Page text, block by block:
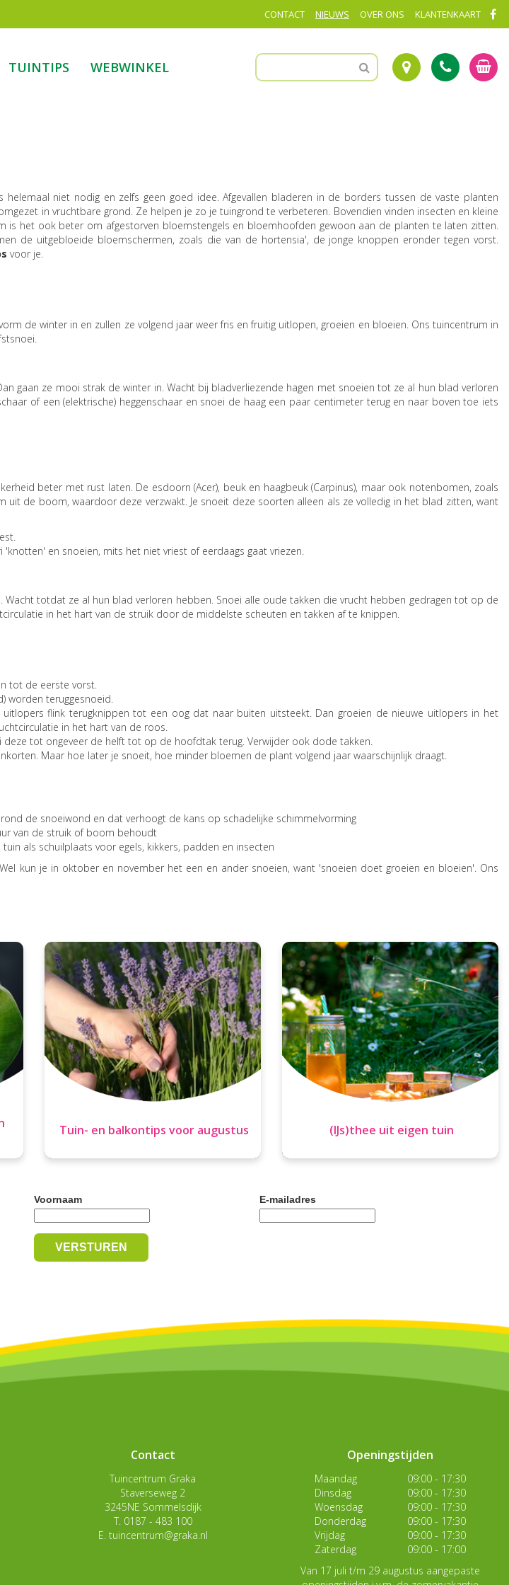
CONTACT NIEUWS OVER ONS KLANTENKAART
TUINTIPS WEBWINKEL
niet nodig en zelfs geen goed idee. Afgevallen bladeren in de borders tussen de vaste planten
in vruchtbare grond. Ze helpen je zo je tuingrond te verbeteren. Bovendien vinden insecten en kleine
is het ook beter om afgestorven bloemstengels en bloemhoofden gewoon aan de planten te laten zitten.
de uitgebloeide bloemschermen, zoals die van de hortensia', de jonge knoppen eronder tegen vorst.
voor je.
de winter in en zullen ze volgend jaar weer fris en fruitig uitlopen, groeien en bloeien. Ons tuincentrum in
gaan ze mooi strak de winter in. Wacht bij bladverliezende hagen met snoeien tot ze al hun blad verloren
of een (elektrische) heggenschaar en snoei de haag een paar centimeter terug en naar boven toe iets
beter met rust laten. De esdoorn (Acer), beuk en haagbeuk (Carpinus), maar ook notenbomen, zoals
de boom, waardoor deze verzwakt. Je snoeit deze soorten alleen als ze volledig in het blad zitten, want
en snoeien, mits het niet vriest of eerdaags gaat vriezen.
totdat ze al hun blad verloren hebben. Snoei alle oude takken die vrucht hebben gedragen tot op de
in het hart van de struik door de middelste scheuten en takken af te knippen.
tot de eerste vorst.
worden teruggesnoeid.
flink terugknippen tot een oog dat naar buiten uitsteekt. Dan groeien de nieuwe uitlopers in het
in het hart van de roos.
tot ongeveer de helft tot op de hoofdtak terug. Verwijder ook dode takken.
Maar hoe later je snoeit, hoe minder bloemen de plant volgend jaar waarschijnlijk draagt.
de snoeiwond en dat verhoogt de kans op schadelijke schimmelvorming
van de struik of boom behoudt
als schuilplaats voor egels, kikkers, padden en insecten
kun je in oktober en november het een en ander snoeien, want 'snoeien doet groeien en bloeien'. Ons
Tuin- en balkontips voor augustus (IJs)thee uit eigen tuin
Voornaam E-mailadres
Contact
Tuincentrum Graka
Staverseweg 2
3245NE Sommelsdijk
T. 0187 - 483 100
E. tuincentrum@graka.nl
Openingstijden
Maandag
09:00 - 17:30
Dinsdag
09:00 - 17:30
Woensdag
09:00 - 17:30
Donderdag
09:00 - 17:30
Vrijdag
09:00 - 17:30
Zaterdag
09:00 - 17:00
Van 17 juli t/m 29 augustus aangepaste